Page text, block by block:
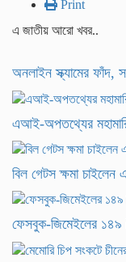
Print
এ জাতীয় আরো খবর..
অনলাইন স্ক্যামের ফাঁদ,
এআই-অপতথ্যের
বিল গেটস ক্ষমা
ফেসবুক-জিমেইলের ১৪৯